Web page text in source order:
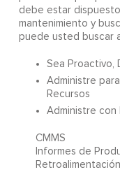
debe estar
mantenimiento y
puede usted buscar
Sea Proactivo,
Administre
Recursos
Administre con
CMMS
Informes de
Retroalimentación